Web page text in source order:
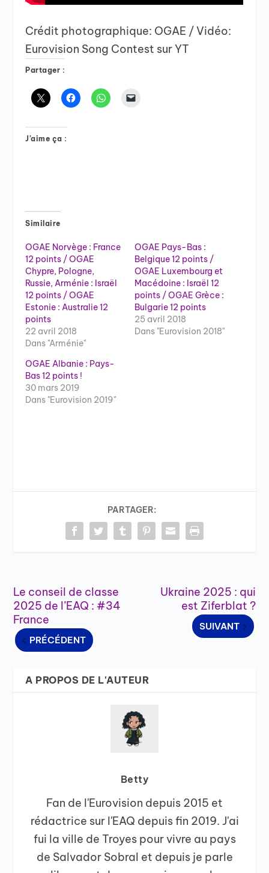
Crédit photographique: OGAE / Vidéo:
Eurovision Song Contest sur YT
Partager :
J’aime ça :
Similaire
OGAE Norvège : France
12 points / OGAE
Chypre, Pologne,
Russie, Arménie : Israël
12 points / OGAE
Estonie : Australie 12
points
22 avril 2018
Dans "Arménie"
OGAE Pays-Bas :
Belgique 12 points /
OGAE Luxembourg et
Macédoine : Israël 12
points / OGAE Grèce :
Bulgarie 12 points
25 avril 2018
Dans "Eurovision 2018"
OGAE Albanie : Pays-
Bas 12 points !
30 mars 2019
Dans "Eurovision 2019"
PARTAGER:
Le conseil de classe
2025 de l’EAQ : #34
France
PRÉCÉDENT
Ukraine 2025 : qui
est Ziferblat ?
SUIVANT
A PROPOS DE L'AUTEUR
Betty
Fan de l'Eurovision depuis 2015 et
rédactrice sur l'EAQ depuis fin 2019. J'ai
fui la ville de Troyes pour vivre au pays
de Salvador Sobral et depuis je parle